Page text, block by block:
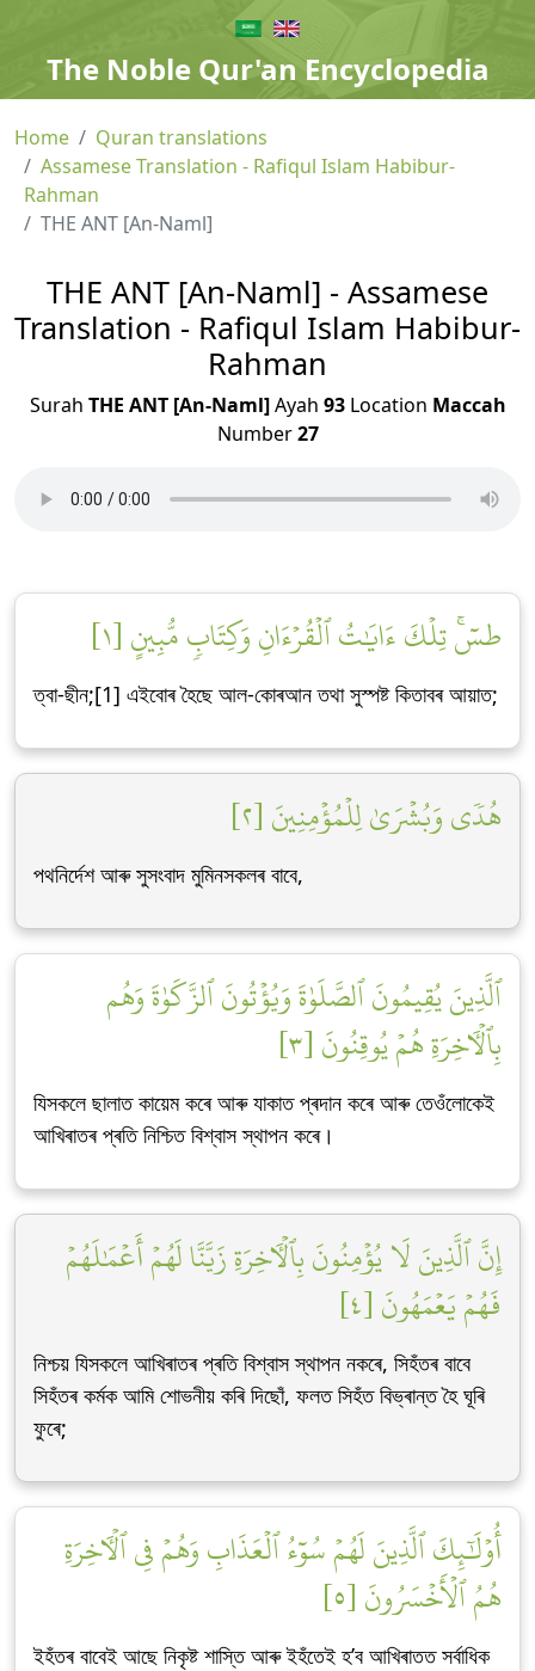
The Noble Qur'an Encyclopedia
Home
Quran translations
Assamese Translation - Rafiqul Islam Habibur-
Rahman
THE ANT [An-Naml]
THE ANT [An-Naml] - Assamese
Translation - Rafiqul Islam Habibur-
Rahman
Surah THE ANT [An-Naml]Ayah 93Location Maccah
Number27
طسٓۚ تِلۡكَ ءَايَٰتُ ٱلۡقُرۡءَانِ وَكِتَابٖ مُّبِينٍ [١]
ত্বা-ছীন;[1] এইবোৰ হৈছে আল-কোৰআন তথা সুস্পষ্ট কিতাবৰ আয়াত;
هُدٗى وَبُشۡرَىٰ لِلۡمُؤۡمِنِينَ [٢]
পথনিৰ্দেশ আৰু সুসংবাদ মুমিনসকলৰ বাবে,
ٱلَّذِينَ يُقِيمُونَ ٱلصَّلَوٰةَ وَيُؤۡتُونَ ٱلزَّكَوٰةَ وَهُم
بِٱلۡأٓخِرَةِ هُمۡ يُوقِنُونَ [٣]
যিসকলে ছালাত কায়েম কৰে আৰু যাকাত প্ৰদান কৰে আৰু তেওঁলোকেই
আখিৰাতৰ প্ৰতি নিশ্চিত বিশ্বাস স্থাপন কৰে।
إِنَّ ٱلَّذِينَ لَا يُؤۡمِنُونَ بِٱلۡأٓخِرَةِ زَيَّنَّا لَهُمۡ أَعۡمَٰلَهُمۡ
فَهُمۡ يَعۡمَهُونَ [٤]
নিশ্চয় যিসকলে আখিৰাতৰ প্ৰতি বিশ্বাস স্থাপন নকৰে, সিহঁতৰ বাবে
সিহঁতৰ কৰ্মক আমি শোভনীয় কৰি দিছোঁ, ফলত সিহঁত বিভ্ৰান্ত হৈ ঘূৰি
ফুৰে;
أُوْلَٰٓئِكَ ٱلَّذِينَ لَهُمۡ سُوٓءُ ٱلۡعَذَابِ وَهُمۡ فِي ٱلۡأٓخِرَةِ
هُمُ ٱلۡأَخۡسَرُونَ [٥]
ইহঁতৰ বাবেই আছে নিকৃষ্ট শাস্তি আৰু ইহঁতেই হ’ব আখিৰাতত সৰ্বাধিক